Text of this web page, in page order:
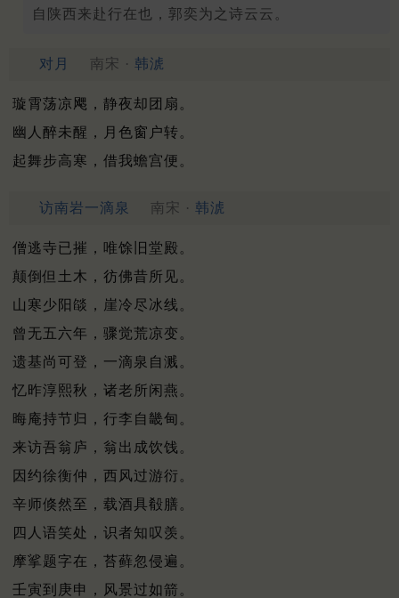
自陕西来赴行在也，郭奕为之诗云云。
对月 南宋 · 韩淲
璇霄荡凉飔，静夜却团扇。
幽人醉未醒，月色窗户转。
起舞步高寒，借我蟾宫便。
访南岩一滴泉 南宋 · 韩淲
僧逃寺已摧，唯馀旧堂殿。
颠倒但土木，彷佛昔所见。
山寒少阳燄，崖冷尽冰线。
曾无五六年，骤觉荒凉变。
遗基尚可登，一滴泉自溅。
忆昨淳熙秋，诸老所闲燕。
晦庵持节归，行李自畿甸。
来访吾翁庐，翁出成饮饯。
因约徐衡仲，西风过游衍。
辛师倏然至，载酒具殽膳。
四人语笑处，识者知叹羡。
摩挲题字在，苔藓忽侵遍。
壬寅到庚申，风景过如箭。